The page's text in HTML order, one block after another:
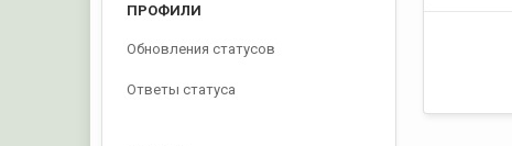
ПРОФИЛИ
Обновления статусов
Ответы статуса